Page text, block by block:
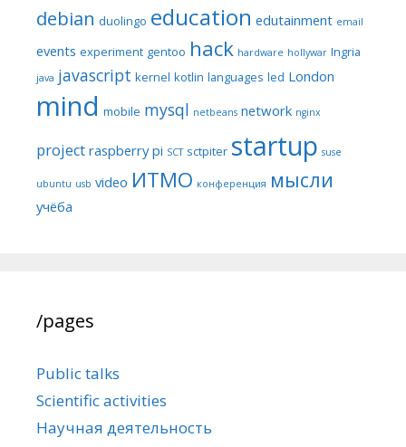
debian duolingo education edutainment email
events experiment gentoo hack hardware hollywar Ingria
java javascript kernel kotlin languages led London
mind mobile mysql netbeans network nginx
project raspberry pi SCT sctpiter startup suse
ubuntu usb video ИТМО конференция мысли
учёба
/pages
Public talks
Scientific activities
Научная деятельность